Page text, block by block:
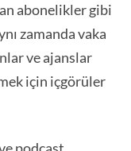
abonelikler gibi
zamanda vaka
ve ajanslar
için içgörüler